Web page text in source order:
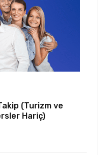
(Turizm ve
Hariç)